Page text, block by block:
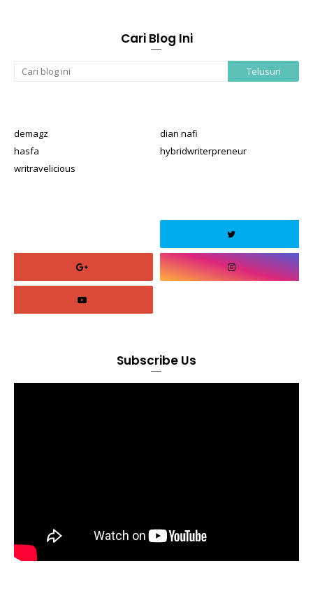
Cari Blog Ini
demagz
dian nafi
hasfa
hybridwriterpreneur
writravelicious
Subscribe Us